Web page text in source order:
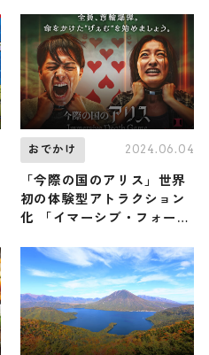
おでかけ 2024.06.04
「今際の国のアリス」世界
初の体験型アトラクション
化 「イマーシブ・フォート